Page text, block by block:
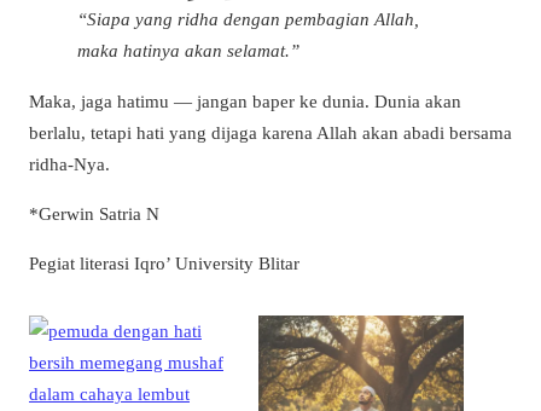
“Siapa yang ridha dengan pembagian Allah,
maka hatinya akan selamat.”
Maka, jaga hatimu — jangan baper ke dunia. Dunia akan
berlalu, tetapi hati yang dijaga karena Allah akan abadi bersama
ridha-Nya.
*Gerwin Satria N
Pegiat literasi Iqro’ University Blitar